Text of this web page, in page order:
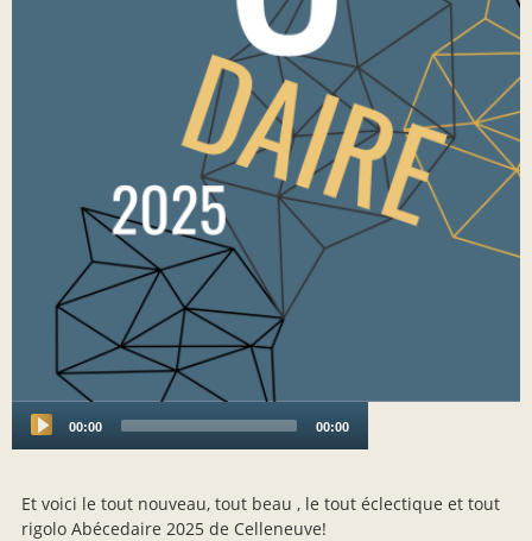
00:00 00:00
Et voici le tout nouveau, tout beau , le tout éclectique et tout
rigolo Abécedaire 2025 de Celleneuve!